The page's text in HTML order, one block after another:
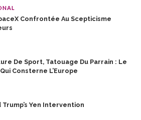
Confrontée Au Scepticisme
De Sport, Tatouage Du Parrain : Le
Consterne L’Europe
Yen Intervention